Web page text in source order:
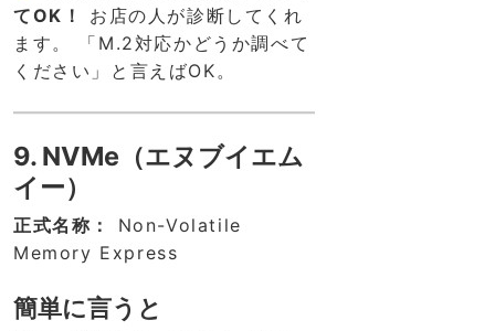
てOK！
お店の人が診断してくれ
ます。 「M.2対応かどうか調べて
ください」と言えばOK。
9. NVMe（エヌブイエム
イー）
正式名称：
Non-Volatile
Memory Express
簡単に言うと